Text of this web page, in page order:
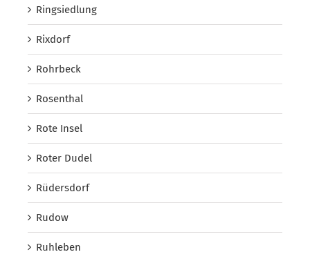
Ringsiedlung
Rixdorf
Rohrbeck
Rosenthal
Rote Insel
Roter Dudel
Rüdersdorf
Rudow
Ruhleben